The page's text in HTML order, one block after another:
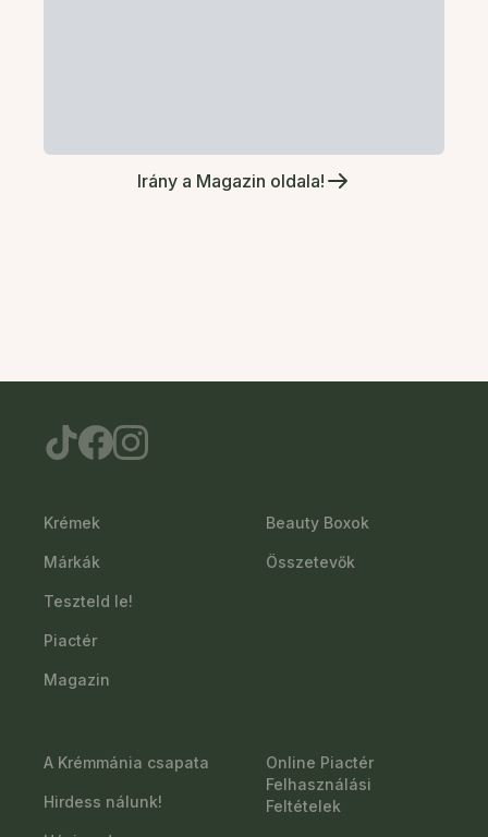
Irány a Magazin oldala!
Krémek
Márkák
Teszteld le!
Piactér
Magazin
Beauty Boxok
Összetevők
A Krémmánia csapata
Hirdess nálunk!
Online Piactér
Felhasználási
Feltételek